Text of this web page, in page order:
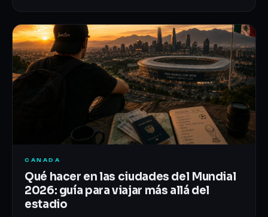
CANADA
Qué hacer en las ciudades del Mundial
2026: guía para viajar más allá del
estadio